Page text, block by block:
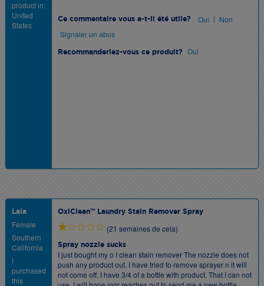
product in:
United
States
Ce commentaire vous a-t-il été utile? Oui | Non
Signaler un abus
Recommanderiez-vous ce produit? Oui
Lala
Female
Southern
California
I
purchased
this
OxiClean™ Laundry Stain Remover Spray
(21 semaines de cela)
Spray nozzle sucks
I just bought my o I clean stain remover The nozzle does not
push any product out. I have tried to remove sprayer n it will
not come off. I have 3/4 of a bottle with product. That I can not